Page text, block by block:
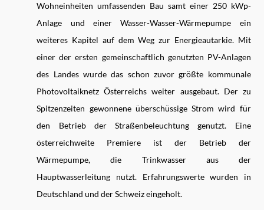
Wohneinheiten umfassenden Bau samt einer 250 kWp-
Anlage und einer Wasser-Wasser-Wärmepumpe ein
weiteres Kapitel auf dem Weg zur Energieautarkie. Mit
einer der ersten gemeinschaftlich genutzten PV-Anlagen
des Landes wurde das schon zuvor größte kommunale
Photovoltaiknetz Österreichs weiter ausgebaut. Der zu
Spitzenzeiten gewonnene überschüssige Strom wird für
den Betrieb der Straßenbeleuchtung genutzt. Eine
österreichweite Premiere ist der Betrieb der
Wärmepumpe, die Trinkwasser aus der
Hauptwasserleitung nutzt. Erfahrungswerte wurden in
Deutschland und der Schweiz eingeholt.